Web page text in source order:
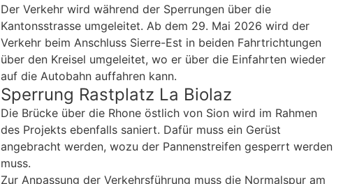
Der Verkehr wird während der Sperrungen über die
Kantonsstrasse umgeleitet. Ab dem 29. Mai 2026 wird der
Verkehr beim Anschluss Sierre-Est in beiden Fahrtrichtungen
über den Kreisel umgeleitet, wo er über die Einfahrten wieder
auf die Autobahn auffahren kann.
Sperrung Rastplatz La Biolaz
Die Brücke über die Rhone östlich von Sion wird im Rahmen
des Projekts ebenfalls saniert. Dafür muss ein Gerüst
angebracht werden, wozu der Pannenstreifen gesperrt werden
muss.
Zur Anpassung der Verkehrsführung muss die Normalspur am